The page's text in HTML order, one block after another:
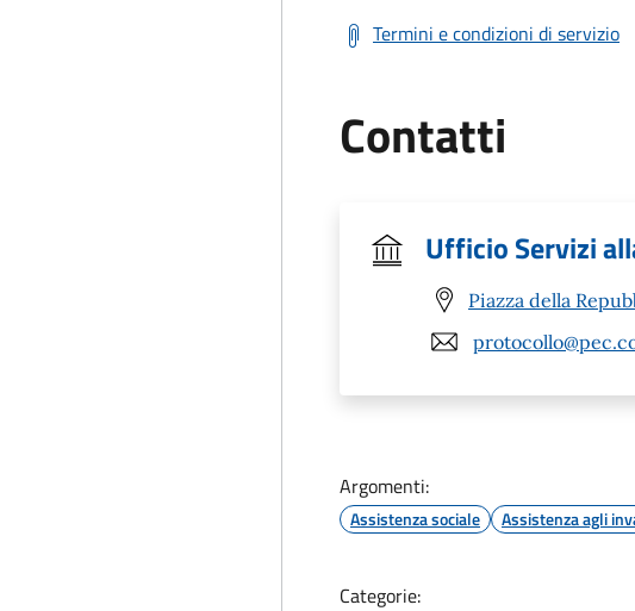
Termini e condizioni di servizio
Contatti
Ufficio Servizi
Piazza della
Argomenti:
Assistenza sociale Assistenza agli
Categorie: